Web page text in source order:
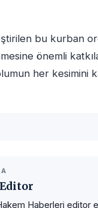
bu kurban
önemli
her kesimini
Haberleri editor